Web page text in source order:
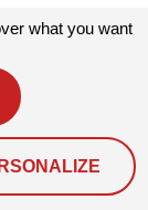
what you want